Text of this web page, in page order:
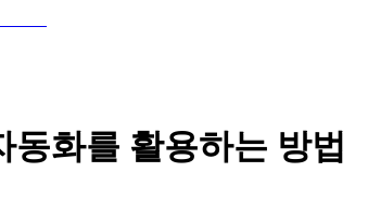
화를 활용하는 방법